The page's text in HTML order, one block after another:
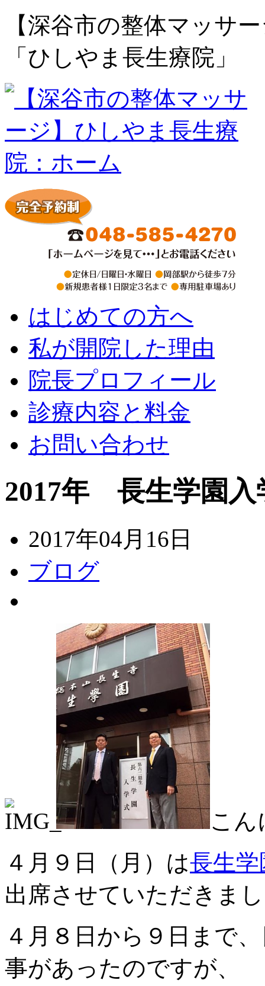
【深谷市の整体マッサ
「ひしやま長生療院」
はじめての方へ
私が開院した理由
院長プロフィール
診療内容と料金
お問い合わせ
2017年 長生学園入
2017年04月16日
ブログ
こん
４月９日（月）は長生学
出席させていただきま
４月８日から９日まで
事があったのですが、